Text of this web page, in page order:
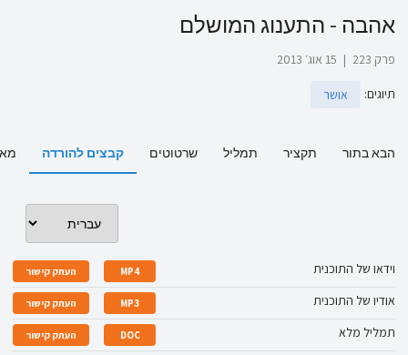
אהבה - התענוג המושלם
פרק 223 | 15 אוג׳ 2013
תיוגים: אושר
הבא בתור תקציר תמליל שרטוטים קבצים להורדה
וידאו של התוכנית MP4 העתק קישור
אודיו של התוכנית MP3 העתק קישור
תמליל מלא DOC העתק קישור